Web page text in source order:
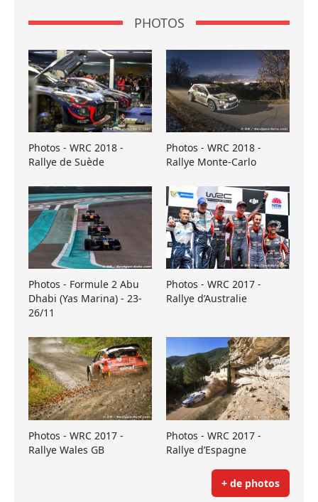
PHOTOS
Photos - WRC 2018 -
Rallye de Suède
Photos - WRC 2018 -
Rallye Monte-Carlo
Photos - Formule 2 Abu
Dhabi (Yas Marina) - 23-
26/11
Photos - WRC 2017 -
Rallye d’Australie
Photos - WRC 2017 -
Rallye Wales GB
Photos - WRC 2017 -
Rallye d’Espagne
+ de photos